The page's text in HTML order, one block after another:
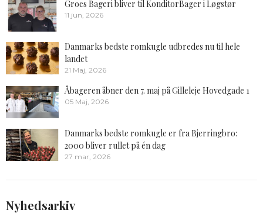
Groes Bageri bliver til KonditorBager i Løgstør
11 jun, 2026
Danmarks bedste romkugle udbredes nu til hele
landet
21 Maj, 2026
Åbageren åbner den 7. maj på Gilleleje Hovedgade 1
05 Maj, 2026
Danmarks bedste romkugle er fra Bjerringbro:
2000 bliver rullet på én dag
27 mar, 2026
Nyhedsarkiv